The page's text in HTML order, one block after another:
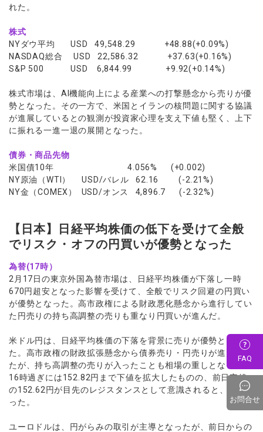
れた。
株式
NYダウ平均 USD 49,548.29 +48.88(+0.09%)
NASDAQ総合 USD 22,586.32 +37.63(+0.16%)
S&P 500 USD 6,844.99 +9.92(+0.14%)
株式市場は、AI機能向上による産業への打撃懸念から売りが優
勢となった。その一方で、米国とイランの核問題に関する協議
が進展しているとの観測が投資家心理を支え下値も堅く、上下
に振れる一進一退の展開となった。
債券・商品先物
米国債10年 4.056% (+0.002)
NY原油（WTI） USD/バレル 62.16 (-2.21%)
NY金（COMEX） USD/オンス 4,896.7 (-2.32%)
【日本】日経平均株価の低下を受けて全般
でリスク・オフの円買いが優勢となった
為替(17時）
2月17日の東京外国為替市場は、日経平均株価が下落し一時
670円超安となった影響を受けて、全般でリスク回避の円買い
が優勢となった。高市政権による財政悪化懸念から進行してい
た円売りの持ち高調整の売りも重なり円買いが進んだ。
米ドル円は、日経平均株価の下落を背景に売りが優勢となっ
た。高市政権の財政拡張懸念から債券売り・円売りが進んでい
たが、持ち高調整の売りが入ったことも相場の重しとなった。
16時過ぎには152.82円まで下値を拡大したものの、前日安値
の152.62円が目先のレジスタンスとして意識されると、下げ渋
った。
ユーロドルは、円がらみの取引が主導となったが、前日からの
FAQ
お問合せ